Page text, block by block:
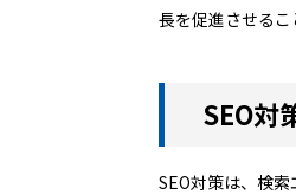
長を促進させるこ
SEO対
SEO対策は、検